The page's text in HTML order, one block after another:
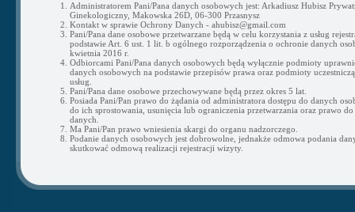
Administratorem Pani/Pana danych osobowych jest: Arkadiusz Hubisz
Ginekologiczny, Makowska 26D, 06-300 Przasnysz
Kontakt w sprawie Ochrony Danych - ahubisz@gmail.com
Pani/Pana dane osobowe przetwarzane będą w celu korzystania z usług
podstawie Art. 6 ust. 1 lit. b ogólnego rozporządzenia o ochronie danych
kwietnia 2016 r.
Odbiorcami Pani/Pana danych osobowych będą wyłącznie podmioty
danych osobowych na podstawie przepisów prawa oraz podmioty
usług.
Pani/Pana dane osobowe przechowywane będą przez okres 5 lat.
Posiada Pani/Pan prawo do żądania od administratora dostępu do danych
do ich sprostowania, usunięcia lub ograniczenia przetwarzania oraz prawo do
danych.
Ma Pani/Pan prawo wniesienia skargi do organu nadzorczego.
Podanie danych osobowych jest dobrowolne, jednakże odmowa podania
skutkować odmową realizacji rejestracji wizyty.